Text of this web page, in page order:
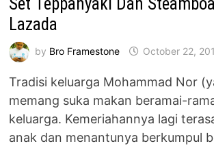
Set Teppanyaki Dan
Lazada
by Bro Framestone October 22,
Tradisi keluarga Mohammad Nor
memang suka makan beramai-
keluarga. Kemeriahannya lagi
anak dan menantunya berkumpul